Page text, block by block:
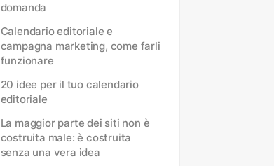
domanda
Calendario editoriale e
campagna marketing, come farli
funzionare
20 idee per il tuo calendario
editoriale
La maggior parte dei siti non è
costruita male: è costruita
senza una vera idea